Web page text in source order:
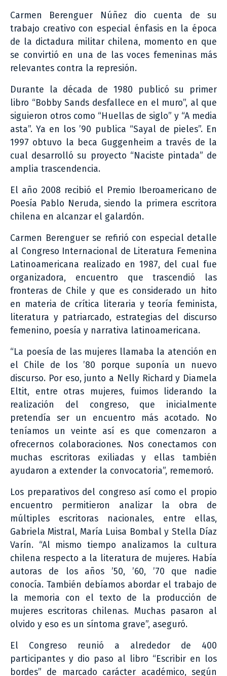
Carmen Berenguer Núñez dio cuenta de su
trabajo creativo con especial énfasis en la época
de la dictadura militar chilena, momento en que
se convirtió en una de las voces femeninas más
relevantes contra la represión.
Durante la década de 1980 publicó su primer
libro “Bobby Sands desfallece en el muro”, al que
siguieron otros como “Huellas de siglo” y “A media
asta”. Ya en los ’90 publica “Sayal de pieles”. En
1997 obtuvo la beca Guggenheim a través de la
cual desarrolló su proyecto “Naciste pintada” de
amplia trascendencia.
El año 2008 recibió el Premio Iberoamericano de
Poesía Pablo Neruda, siendo la primera escritora
chilena en alcanzar el galardón.
Carmen Berenguer se refirió con especial detalle
al Congreso Internacional de Literatura Femenina
Latinoamericana realizado en 1987, del cual fue
organizadora, encuentro que trascendió las
fronteras de Chile y que es considerado un hito
en materia de crítica literaria y teoría feminista,
literatura y patriarcado, estrategias del discurso
femenino, poesía y narrativa latinoamericana.
“La poesía de las mujeres llamaba la atención en
el Chile de los ’80 porque suponía un nuevo
discurso. Por eso, junto a Nelly Richard y Diamela
Eltit, entre otras mujeres, fuimos liderando la
realización del congreso, que inicialmente
pretendía ser un encuentro más acotado. No
teníamos un veinte así es que comenzaron a
ofrecernos colaboraciones. Nos conectamos con
muchas escritoras exiliadas y ellas también
ayudaron a extender la convocatoria”, rememoró.
Los preparativos del congreso así como el propio
encuentro permitieron analizar la obra de
múltiples escritoras nacionales, entre ellas,
Gabriela Mistral, María Luisa Bombal y Stella Díaz
Varín. “Al mismo tiempo analizamos la cultura
chilena respecto a la literatura de mujeres. Había
autoras de los años ’50, ’60, ’70 que nadie
conocía. También debíamos abordar el trabajo de
la memoria con el texto de la producción de
mujeres escritoras chilenas. Muchas pasaron al
olvido y eso es un síntoma grave”, aseguró.
El Congreso reunió a alrededor de 400
participantes y dio paso al libro “Escribir en los
bordes” de marcado carácter académico, según